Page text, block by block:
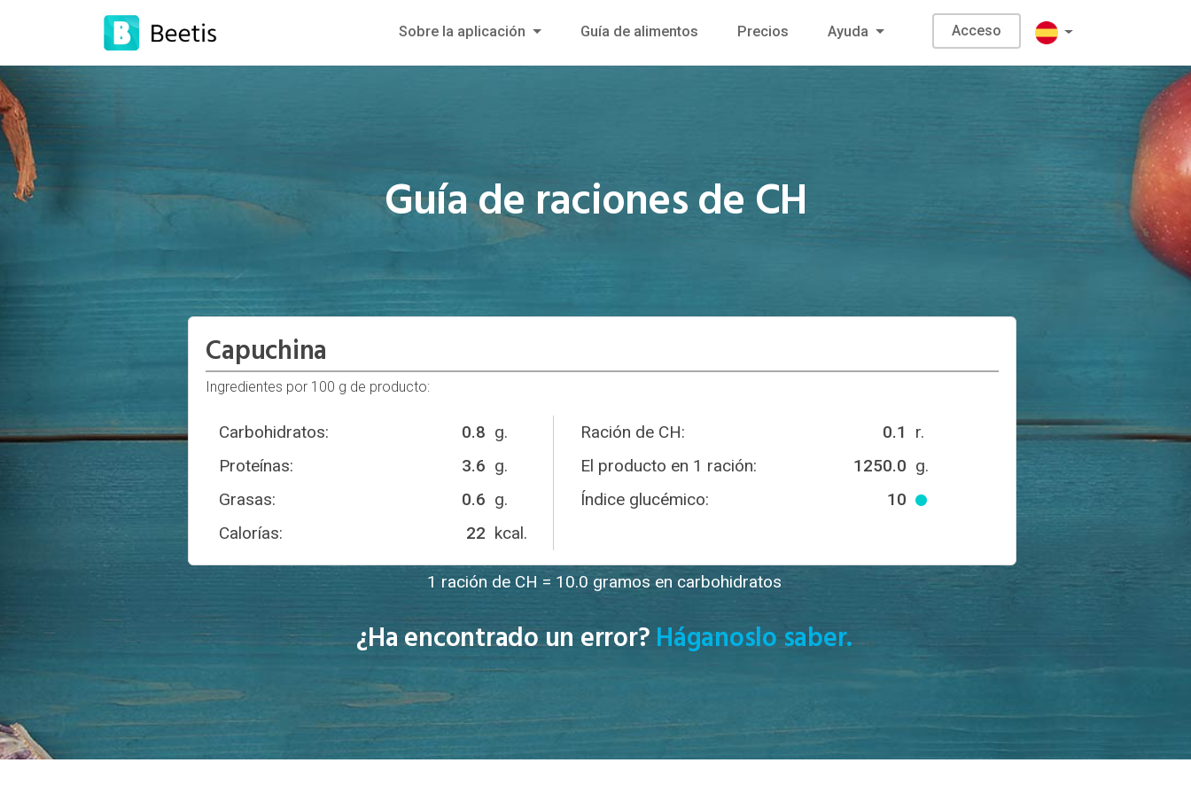
Sobre la aplicación Guía de alimentos Precios Ayuda Acceso
Guía de raciones de CH
Capuchina
Ingredientes por 100 g de producto:
Ración de CH: r.
0.1
El producto en 1 ración:
g.
1250.0
Carbohidratos: g.
0.8
Proteínas:
g.
3.6
Grasas:
g.
0.6
Calorías:
kcal.
22
Índice glucémico: 10
1 ración de CH = 10.0 gramos en carbohidratos
¿Ha encontrado un error?Háganoslo saber.